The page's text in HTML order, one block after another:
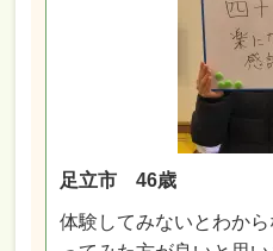
足立市 46歳
体験してみないとわか